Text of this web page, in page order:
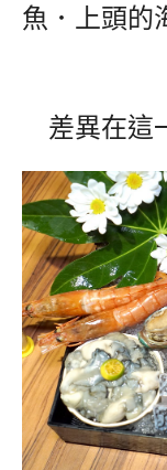
魚．上頭的
差異在這